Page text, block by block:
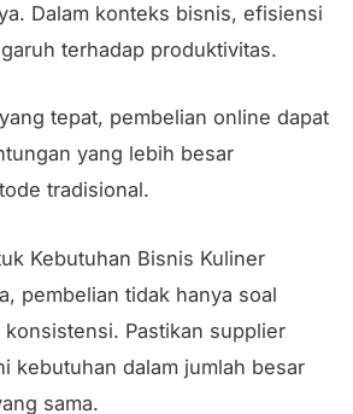
Dalam konteks bisnis, efisiensi
terhadap produktivitas.
tepat, pembelian online dapat
yang lebih besar
tradisional.
Kebutuhan Bisnis Kuliner
pembelian tidak hanya soal
konsistensi. Pastikan supplier
kebutuhan dalam jumlah besar
sama.